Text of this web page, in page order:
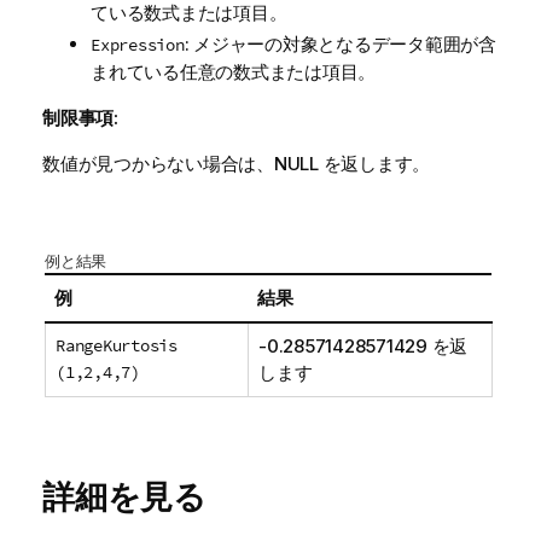
ている数式または項目。
Expression: メジャーの対象となるデータ範囲が含
まれている任意の数式または項目。
制限事項:
数値が見つからない場合は、 NULLを返します。
例と結果
例 結果
RangeKurtosis
(1,2,4,7)
-0.28571428571429 を返
します
詳細を見る